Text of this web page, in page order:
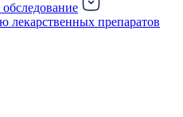
лекарственных препаратов